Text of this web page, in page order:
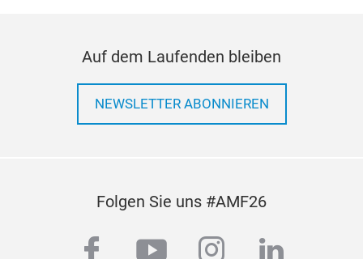
Auf dem Laufenden bleiben
NEWSLETTER ABONNIEREN
Folgen Sie uns #AMF26
facebook
youtubeinstagram
linkedin